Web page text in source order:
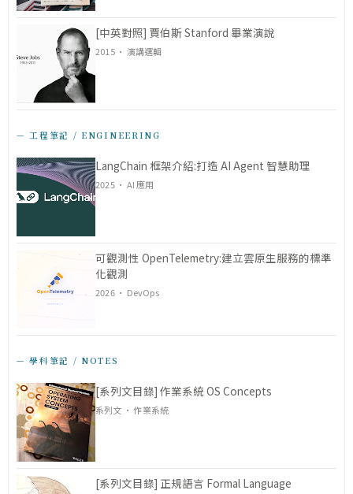
[中英對照] 賈伯斯 Stanford 畢業演說
2015 · 演講選輯
— 工程筆記 / ENGINEERING
LangChain 框架介紹:打造 AI Agent 智慧助理
2025 · AI 應用
可觀測性 OpenTelemetry:建立雲原生服務的標準
化觀測
2026 · DevOps
— 學科筆記 / NOTES
[系列文目錄] 作業系統 OS Concepts
系列文 · 作業系統
[系列文目錄] 正規語言 Formal Language